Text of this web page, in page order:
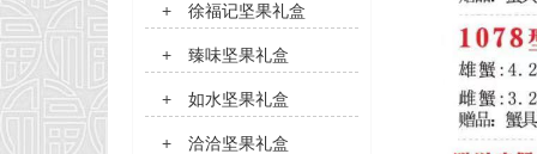
+ 徐福记坚果礼盒
+ 臻味坚果礼盒
+ 如水坚果礼盒
+ 洽洽坚果礼盒